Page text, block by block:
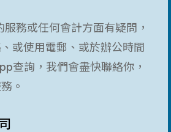
務或任何會計方面有疑問，
或使用電郵、或於辦公時間
查詢，我們會盡快聯絡你，
。